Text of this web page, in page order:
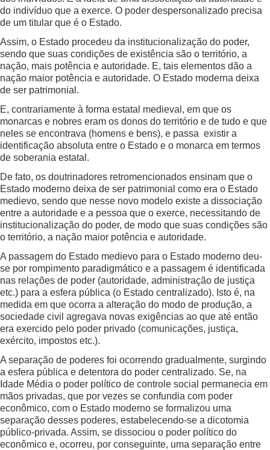
do indivíduo que a exerce. O poder despersonalizado precisa
de um titular que é o Estado.
Assim, o Estado procedeu da institucionalização do poder,
sendo que suas condições de existência são o território, a
nação, mais potência e autoridade. E, tais elementos dão a
nação maior potência e autoridade. O Estado moderna deixa
de ser patrimonial.
E, contrariamente à forma estatal medieval, em que os
monarcas e nobres eram os donos do território e de tudo e que
neles se encontrava (homens e bens), e passa existir a
identificação absoluta entre o Estado e o monarca em termos
de soberania estatal.
De fato, os doutrinadores retromencionados ensinam que o
Estado moderno deixa de ser patrimonial como era o Estado
medievo, sendo que nesse novo modelo existe a dissociação
entre a autoridade e a pessoa que o exerce, necessitando de
institucionalização do poder, de modo que suas condições são
o território, a nação maior potência e autoridade.
A passagem do Estado medievo para o Estado moderno deu-
se por rompimento paradigmático e a passagem é identificada
nas relações de poder (autoridade, administração de justiça
etc.) para a esfera pública (o Estado centralizado). Isto é, na
medida em que ocorra a alteração do modo de produção, a
sociedade civil agregava novas exigências ao que até então
era exercido pelo poder privado (comunicações, justiça,
exército, impostos etc.).
A separação de poderes foi ocorrendo gradualmente, surgindo
a esfera pública e detentora do poder centralizado. Se, na
Idade Média o poder político de controle social permanecia em
mãos privadas, que por vezes se confundia com poder
econômico, com o Estado moderno se formalizou uma
separação desses poderes, estabelecendo-se a dicotomia
público-privada. Assim, se dissociou o poder político do
econômico e, ocorreu, por conseguinte, uma separação entre